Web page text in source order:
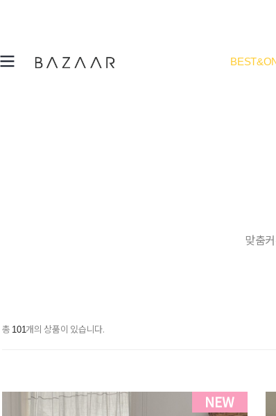
맞춤
총 101개의 상품이 있습니다.